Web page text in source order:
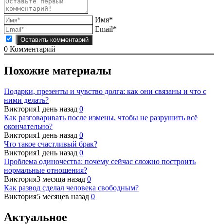
Имя*
Email*
0 Комментарий
Похожие материалы
Подарки, презенты и чувство долга: как они связаны и что с
ними делать?
Виктория1 день назад 0
Как разговаривать после измены, чтобы не разрушить всё
окончательно?
Виктория1 день назад 0
Что такое счастливый брак?
Виктория1 день назад 0
Проблема одиночества: почему сейчас сложно построить
нормальные отношения?
Виктория3 месяца назад 0
Как развод сделал человека свободным?
Виктория5 месяцев назад 0
Актуальное